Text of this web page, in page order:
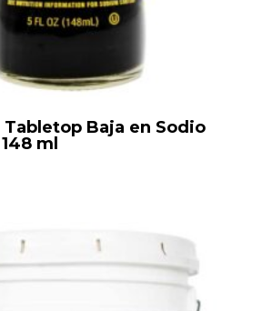
Tabletop Baja en Sodio
ml